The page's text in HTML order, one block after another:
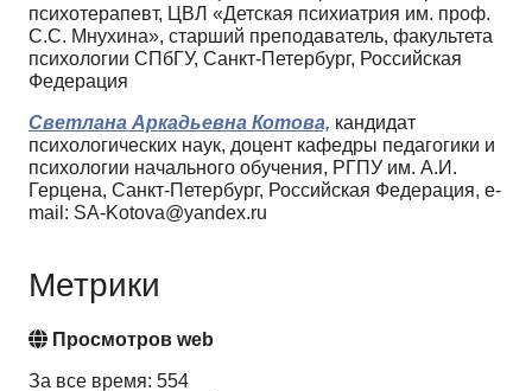
психотерапевт, ЦВЛ «Детская психиатрия им. проф.
С.С. Мнухина», старший преподаватель, факультета
психологии СПбГУ, Санкт-Петербург, Российская
Федерация
Светлана Аркадьевна Котова, кандидат
психологических наук, доцент кафедры педагогики и
психологии начального обучения, РГПУ им. А.И.
Герцена, Санкт-Петербург, Российская Федерация, e-
mail: SA-Kotova@yandex.ru
Метрики
Просмотров web
За все время: 554